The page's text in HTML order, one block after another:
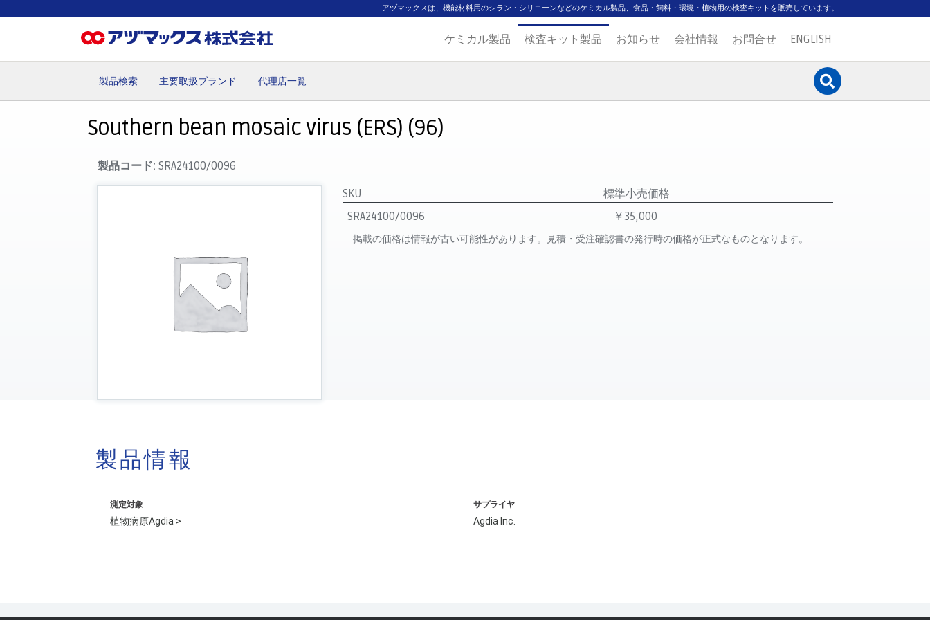
アヅマックスは、機能材料用のシラン・シリコーンなどのケミカル製品、食品・飼料・環境・植物用の検査キットを販売しています。
ケミカル製品 検査キット製品 お知らせ 会社情報 お問合せ ENGLISH
製品検索 主要取扱ブランド 代理店一覧
Southern bean mosaic virus (ERS) (96)
製品コード:SRA24100/0096
SKU
標準小売価格
SRA24100/0096
￥35,000
掲載の価格は情報が古い可能性があります。見積・受注確認書の発行時の価格が正式なものとなります。
製品情報
測定対象
植物病原Agdia >
サプライヤ
Agdia Inc.